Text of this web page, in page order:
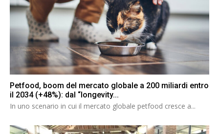
Petfood, boom del mercato globale a 200 miliardi entro
il 2034 (+48%): dal “longevity...
In uno scenario in cui il mercato globale petfood cresce a...